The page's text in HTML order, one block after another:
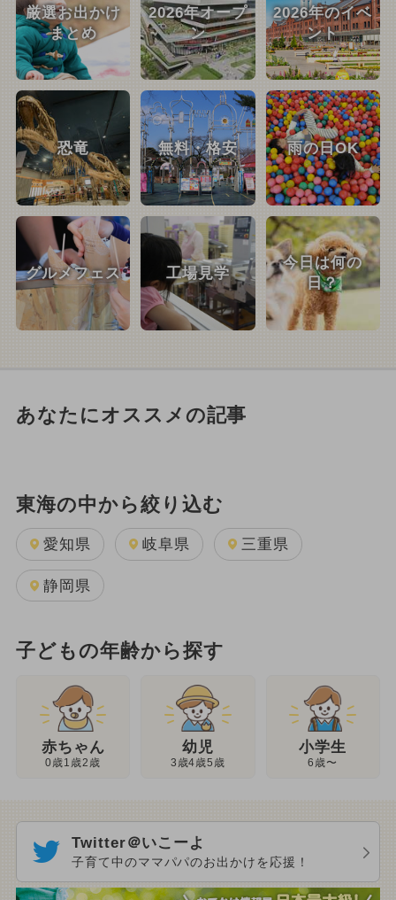
厳選お出かけ
まとめ
2026年オープ
ン
2026年のイベ
ント
恐竜 無料・格安 雨の日OK
グルメフェス 工場見学
今日は何の
日？
あなたにオススメの記事
東海の中から絞り込む
愛知県 岐阜県 三重県
静岡県
子どもの年齢から探す
赤ちゃん
0歳1歳2歳
幼児
3歳4歳5歳
小学生
6歳〜
Twitter＠いこーよ
子育て中のママパパのお出かけを応援！